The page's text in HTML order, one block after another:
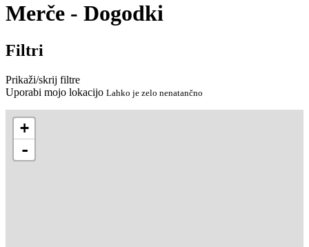
Merče - Dogodki
Filtri
Prikaži/skrij filtre
Uporabi mojo lokacijo Lahko je zelo nenatančno
+
-